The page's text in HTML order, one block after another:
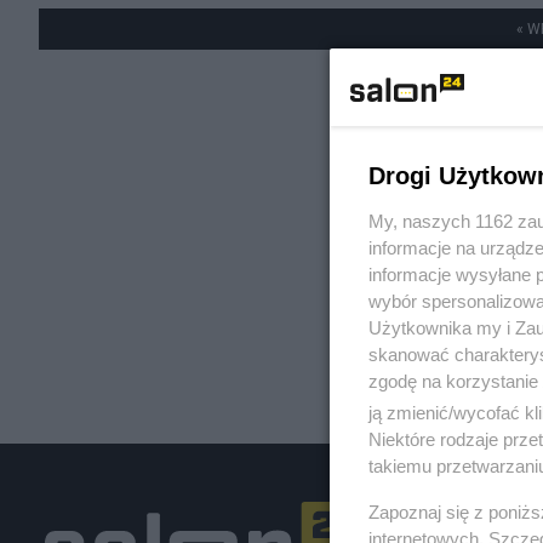
«
Drogi
My, naszych 1162
informacje na
informacje wysyłane
wybór
Użytkownika my i
skanować
zgodę na
ją zmienić/wycofać
Niektóre rodzaje
takiemu
Zapoznaj się z
internetowych.